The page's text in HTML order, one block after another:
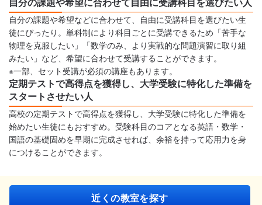
自分の課題や希望などに合わせて、自由に受講科目を選びたい生
徒にぴったり。単科制により科目ごとに受講できるため「苦手な
物理を克服したい」「数学のみ、より実戦的な問題演習に取り組
みたい」など、希望に合わせて受講することができます。
※一部、セット受講が必須の講座もあります。
定期テストで高得点を獲得し、大学受験に特化した準備を
スタートさせたい人
高校の定期テストで高得点を獲得し、大学受験に特化した準備を
始めたい生徒にもおすすめ。受験科目のコアとなる英語・数学・
国語の基礎固めを早期に完成させれば、余裕を持って応用力を身
につけることができます。
近くの教室を探す